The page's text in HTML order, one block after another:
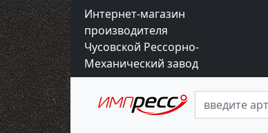
Интернет-магазин
производителя
Чусовской Рессорно-
Механический завод